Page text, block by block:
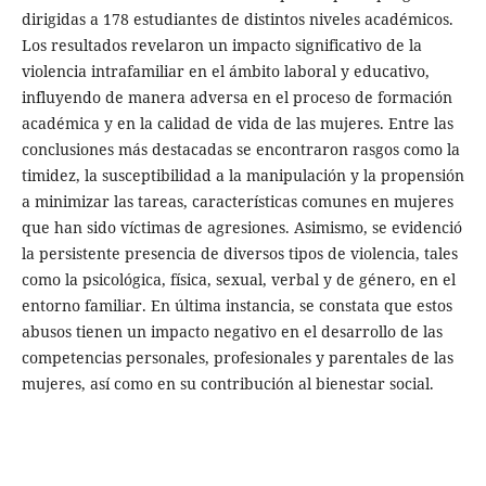
dirigidas a 178 estudiantes de distintos niveles académicos.
Los resultados revelaron un impacto significativo de la
violencia intrafamiliar en el ámbito laboral y educativo,
influyendo de manera adversa en el proceso de formación
académica y en la calidad de vida de las mujeres. Entre las
conclusiones más destacadas se encontraron rasgos como la
timidez, la susceptibilidad a la manipulación y la propensión
a minimizar las tareas, características comunes en mujeres
que han sido víctimas de agresiones. Asimismo, se evidenció
la persistente presencia de diversos tipos de violencia, tales
como la psicológica, física, sexual, verbal y de género, en el
entorno familiar. En última instancia, se constata que estos
abusos tienen un impacto negativo en el desarrollo de las
competencias personales, profesionales y parentales de las
mujeres, así como en su contribución al bienestar social.